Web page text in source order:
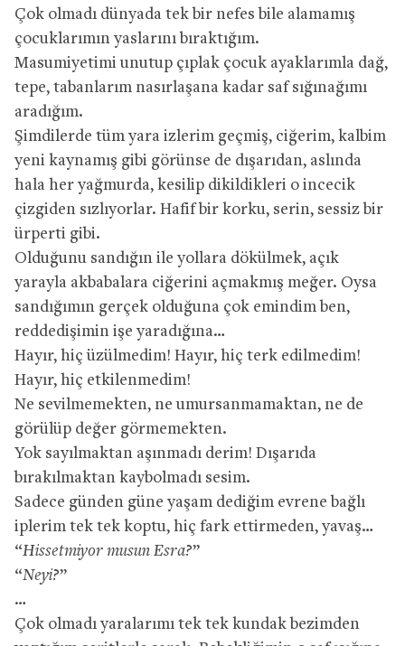
Çok olmadı dünyada tek bir nefes bile alamamış
çocuklarımın yaslarını bıraktığım.
Masumiyetimi unutup çıplak çocuk ayaklarımla dağ,
tepe, tabanlarım nasırlaşana kadar saf sığınağımı
aradığım.
Şimdilerde tüm yara izlerim geçmiş, ciğerim, kalbim
yeni kaynamış gibi görünse de dışarıdan, aslında
hala her yağmurda, kesilip dikildikleri o incecik
çizgiden sızlıyorlar. Hafif bir korku, serin, sessiz bir
ürperti gibi.
Olduğunu sandığın ile yollara dökülmek, açık
yarayla akbabalara ciğerini açmakmış meğer. Oysa
sandığımın gerçek olduğuna çok emindim ben,
reddedişimin işe yaradığına…
Hayır, hiç üzülmedim! Hayır, hiç terk edilmedim!
Hayır, hiç etkilenmedim!
Ne sevilmemekten, ne umursanmamaktan, ne de
görülüp değer görmemekten.
Yok sayılmaktan aşınmadı derim! Dışarıda
bırakılmaktan kaybolmadı sesim.
Sadece günden güne yaşam dediğim evrene bağlı
iplerim tek tek koptu, hiç fark ettirmeden, yavaş…
“Hissetmiyor musun Esra?”
“Neyi?”
…
Çok olmadı yaralarımı tek tek kundak bezimden